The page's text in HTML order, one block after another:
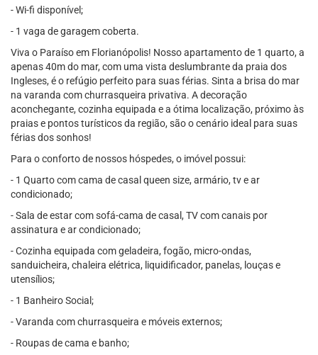
- Wi-fi disponível;
- 1 vaga de garagem coberta.
Viva o Paraíso em Florianópolis! Nosso apartamento de 1 quarto, a
apenas 40m do mar, com uma vista deslumbrante da praia dos
Ingleses, é o refúgio perfeito para suas férias. Sinta a brisa do mar
na varanda com churrasqueira privativa. A decoração
aconchegante, cozinha equipada e a ótima localização, próximo às
praias e pontos turísticos da região, são o cenário ideal para suas
férias dos sonhos!
Para o conforto de nossos hóspedes, o imóvel possui:
- 1 Quarto com cama de casal queen size, armário, tv e ar
condicionado;
- Sala de estar com sofá-cama de casal, TV com canais por
assinatura e ar condicionado;
- Cozinha equipada com geladeira, fogão, micro-ondas,
sanduicheira, chaleira elétrica, liquidificador, panelas, louças e
utensílios;
- 1 Banheiro Social;
- Varanda com churrasqueira e móveis externos;
- Roupas de cama e banho;